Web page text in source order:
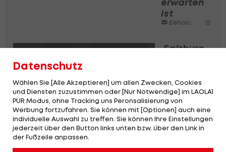
ist
Eishockey
Salzburg
Jahr
unter
Poss
zum
Titel?
Datenschutz
Wählen Sie [Alle Akzeptieren] um allen Zwecken, Cookies
und Diensten zuzustimmen oder [Nur Notwendige] im LAOLA1
PUR Modus, ohne Tracking uns Peronsalisierung von
Werbung fortzufahren. Sie können mit [Optionen] auch eine
individuelle Auswahl zu treffen. Sie können Ihre Einstellungen
jederzeit über den Button links unten bzw. über den Link in
der Fußzeile anpassen.